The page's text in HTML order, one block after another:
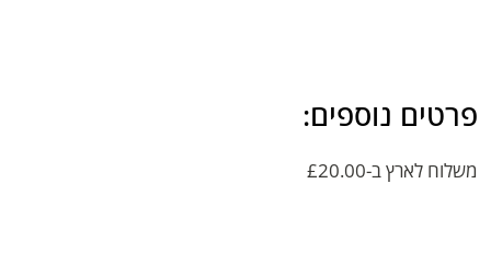
פרטים נוספים:
משלוח לארץ ב-£20.00